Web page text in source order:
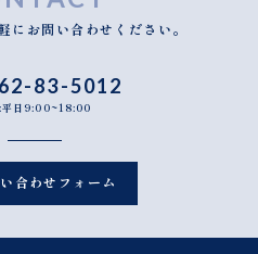
にお問い合わせください。
83-5012
平日9:00~18:00
合わせフォーム